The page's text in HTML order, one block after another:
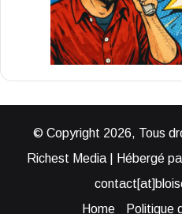
© Copyright 2026, Tous
Richest Media | Hébergé
Home
Politique